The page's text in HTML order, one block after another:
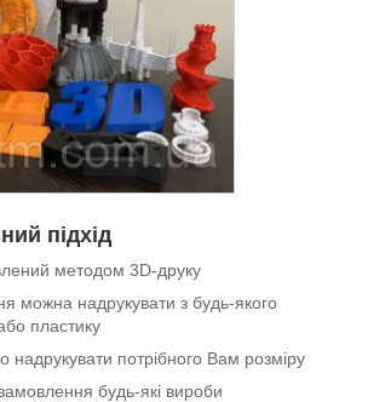
підхід
методом 3D-друку
можна надрукувати з будь-якого
пластику
потрібного Вам розміру
будь-які вироби